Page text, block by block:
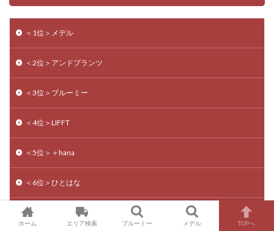
＜1位＞メデル
＜2位＞アンドプランツ
＜3位＞ブルーミー
＜4位＞LIFFT
＜5位＞＋hana
＜6位＞ひとはな
＜7位＞青山フラワーマーケット
ホーム エリア検索 ブルーミー メデル TOPへ